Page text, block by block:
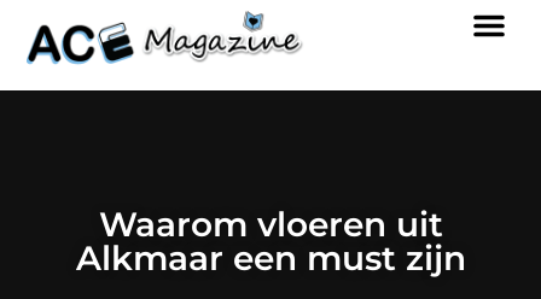
Waarom vloeren uit
Alkmaar een must zijn